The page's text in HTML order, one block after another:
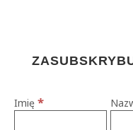
Imię *